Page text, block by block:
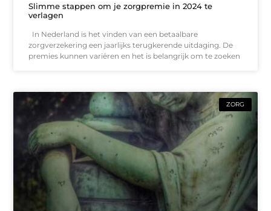
Slimme stappen om je zorgpremie in 2024 te
verlagen
In Nederland is het vinden van een betaalbare
zorgverzekering een jaarlijks terugkerende uitdaging. De
premies kunnen variëren en het is belangrijk om te zoeken
ZORG